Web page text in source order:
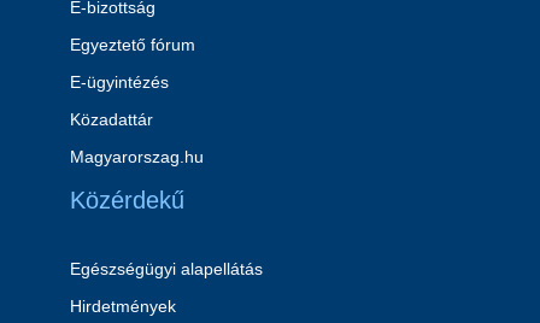
E-bizottság
Egyeztető fórum
E-ügyintézés
Közadattár
Magyarorszag.hu
Közérdekű
Egészségügyi alapellátás
Hirdetmények